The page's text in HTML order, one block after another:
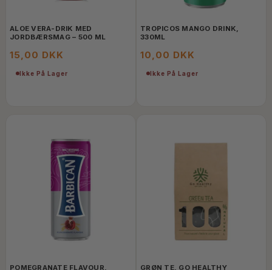
ALOE VERA-DRIK MED
JORDBÆRSMAG – 500 ML
15,00 DKK
Ikke På Lager
TROPICOS MANGO DRINK,
330ML
10,00 DKK
Ikke På Lager
POMEGRANATE FLAVOUR,
GRØN TE, GO HEALTHY